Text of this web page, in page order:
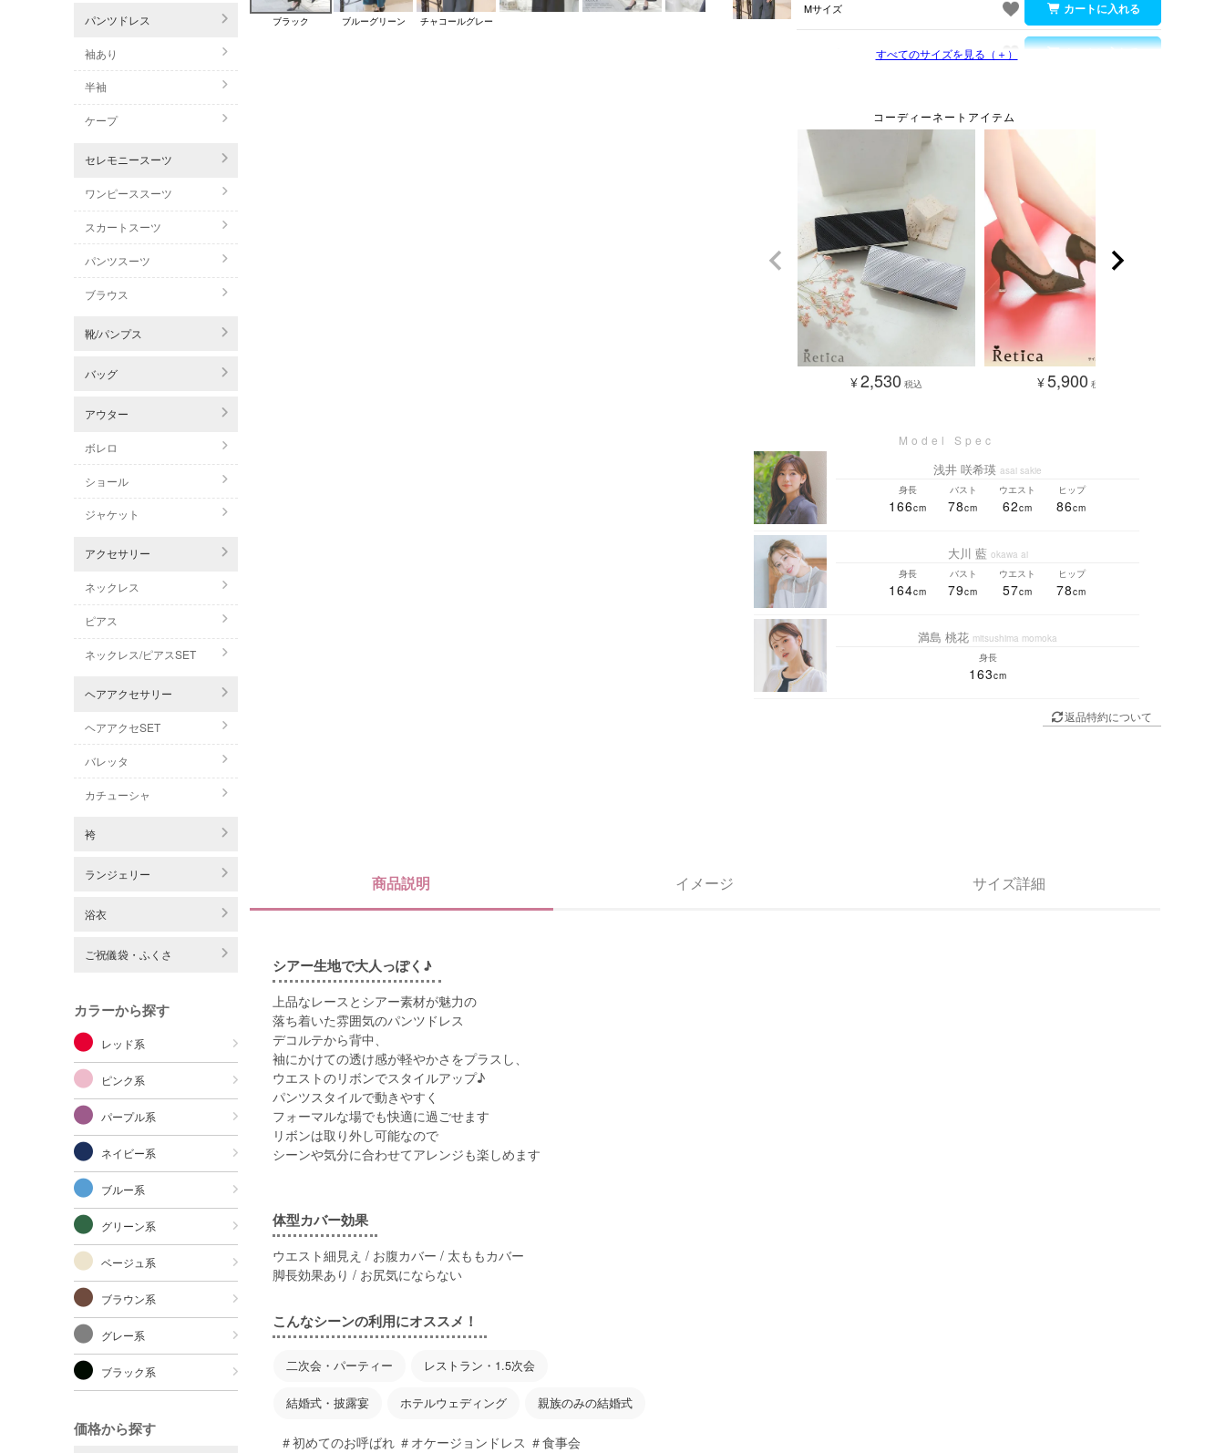
パンツドレス
袖あり
半袖
ケープ
セレモニースーツ
ワンピーススーツ
スカートスーツ
パンツスーツ
ブラウス
靴/パンプス
バッグ
アウター
ボレロ
ショール
ジャケット
アクセサリー
ネックレス
ピアス
ネックレス/ピアスSET
ヘアアクセサリー
ヘアアクセSET
バレッタ
カチューシャ
袴
ランジェリー
浴衣
ご祝儀袋・ふくさ
カラーから探す
レッド系
ピンク系
パープル系
ネイビー系
ブルー系
グリーン系
ベージュ系
ブラウン系
グレー系
ブラック系
価格から探す
ブラック ブルーグリーン チャコールグレー
Mサイズ
すべてのサイズを見る（＋）
¥2,530 税込 ¥5,900 税込
浅井 咲希瑛 asai sakie
身長
166
バスト
78
ウエスト
62
ヒップ
86
大川 藍 okawa ai
身長
164
バスト
79
ウエスト
57
ヒップ
78
満島 桃花 mitsushima momoka
身長
163
返品特約について
商品説明 イメージ サイズ詳細
シアー生地で大人っぽく♪
上品なレースとシアー素材が魅力の
落ち着いた雰囲気のパンツドレス
デコルテから背中、
袖にかけての透け感が軽やかさをプラスし、
ウエストのリボンでスタイルアップ♪
パンツスタイルで動きやすく
フォーマルな場でも快適に過ごせます
リボンは取り外し可能なので
シーンや気分に合わせてアレンジも楽しめます
体型カバー効果
ウエスト細見え / お腹カバー / 太ももカバー
脚長効果あり / お尻気にならない
こんなシーンの利用にオススメ！
二次会・パーティー レストラン・1.5次会
結婚式・披露宴 ホテルウェディング 親族のみの結婚式
＃初めてのお呼ばれ ＃オケージョンドレス ＃食事会